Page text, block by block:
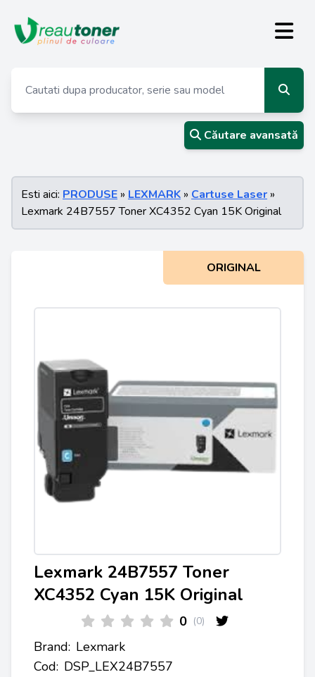
Căutare avansată
Esti aici: PRODUSE » LEXMARK » Cartuse Laser »
Lexmark 24B7557 Toner XC4352 Cyan 15K Original
ORIGINAL
Lexmark 24B7557 Toner
XC4352 Cyan 15K Original
0 (0)
Brand: Lexmark
Cod: DSP_LEX24B7557